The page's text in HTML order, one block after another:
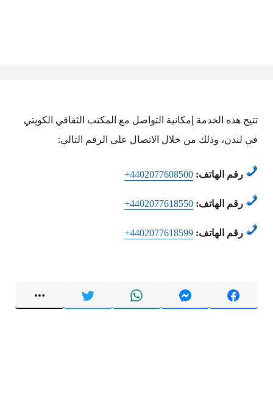
تتيح هذه الخدمة إمكانية التواصل مع المكتب الثقافي الكويتي
في لندن، وذلك من خلال الاتصال على الرقم التالي:
رقم الهاتف: +4402077608500
رقم الهاتف: +4402077618550
رقم الهاتف: +4402077618599